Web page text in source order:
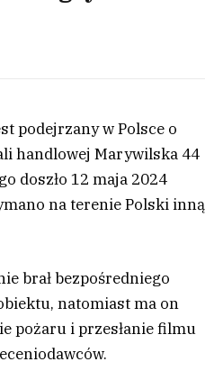
podejrzany w Polsce o
handlowej Marywilska 44
doszło 12 maja 2024
na terenie Polski inną
brał bezpośredniego
natomiast ma on
pożaru i przesłanie filmu